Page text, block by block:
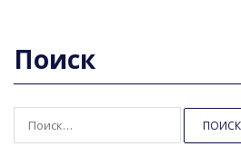
Поиск